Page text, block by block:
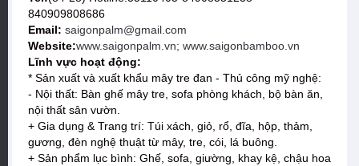
840909808686
Email: saigonpalm@gmail.com
Website:www.saigonpalm.vn; www.saigonbamboo.vn
Lĩnh vực hoạt động:
* Sản xuất và xuất khẩu mây tre đan - Thủ công mỹ nghệ:
- Nội thất: Bàn ghế mây tre, sofa phòng khách, bộ bàn ăn,
nội thất sân vườn.
+ Gia dụng & Trang trí: Túi xách, giỏ, rổ, đĩa, hộp, thảm,
gương, đèn nghệ thuật từ mây, tre, cói, lá buông.
+ Sản phẩm lục bình: Ghế, sofa, giường, khay kệ, chậu hoa